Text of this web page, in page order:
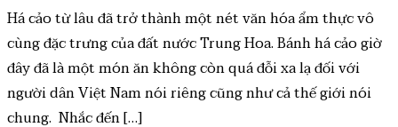
Há cảo từ lâu đã trở thành một nét văn hóa ẩm thực vô
cùng đặc trưng của đất nước Trung Hoa. Bánh há cảo giờ
đây đã là một món ăn không còn quá đỗi xa lạ đối với
người dân Việt Nam nói riêng cũng như cả thế giới nói
chung. Nhắc đến […]